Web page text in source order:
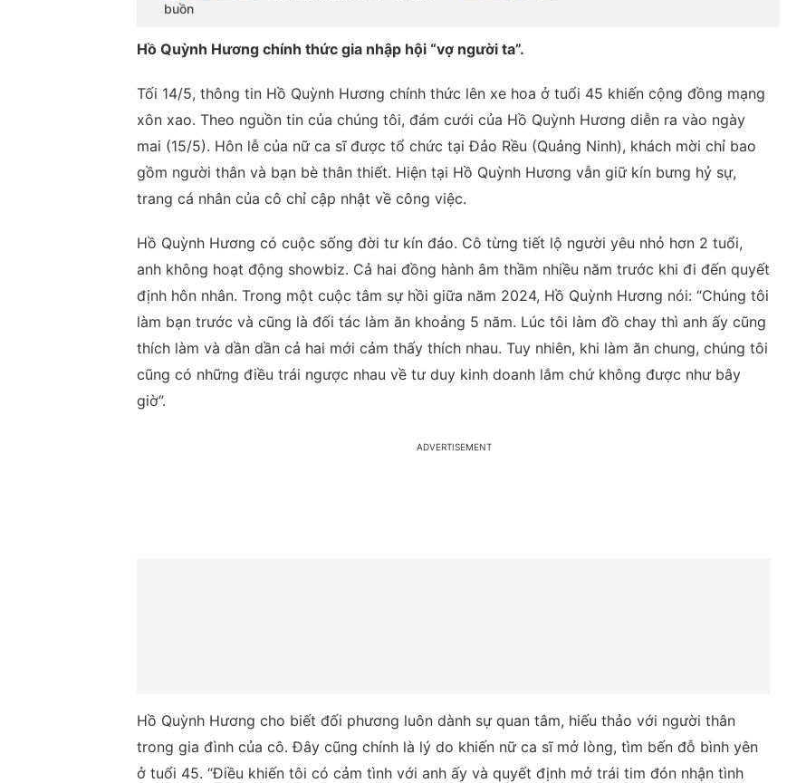
buồn
Hồ Quỳnh Hương chính thức gia nhập hội “vợ người ta”.
Tối 14/5, thông tin Hồ Quỳnh Hương chính thức lên xe hoa ở tuổi 45 khiến cộng đồng mạng
xôn xao. Theo nguồn tin của chúng tôi, đám cưới của Hồ Quỳnh Hương diễn ra vào ngày
mai (15/5). Hôn lễ của nữ ca sĩ được tổ chức tại Đảo Rều (Quảng Ninh), khách mời chỉ bao
gồm người thân và bạn bè thân thiết. Hiện tại Hồ Quỳnh Hương vẫn giữ kín bưng hỷ sự,
trang cá nhân của cô chỉ cập nhật về công việc.
Hồ Quỳnh Hương có cuộc sống đời tư kín đáo. Cô từng tiết lộ người yêu nhỏ hơn 2 tuổi,
anh không hoạt động showbiz. Cả hai đồng hành âm thầm nhiều năm trước khi đi đến quyết
định hôn nhân. Trong một cuộc tâm sự hồi giữa năm 2024, Hồ Quỳnh Hương nói: “Chúng tôi
làm bạn trước và cũng là đối tác làm ăn khoảng 5 năm. Lúc tôi làm đồ chay thì anh ấy cũng
thích làm và dần dần cả hai mới cảm thấy thích nhau. Tuy nhiên, khi làm ăn chung, chúng tôi
cũng có những điều trái ngược nhau về tư duy kinh doanh lắm chứ không được như bây
giờ”.
Hồ Quỳnh Hương cho biết đối phương luôn dành sự quan tâm, hiếu thảo với người thân
trong gia đình của cô. Đây cũng chính là lý do khiến nữ ca sĩ mở lòng, tìm bến đỗ bình yên
ở tuổi 45. “Điều khiến tôi có cảm tình với anh ấy và quyết định mở trái tim đón nhận tình